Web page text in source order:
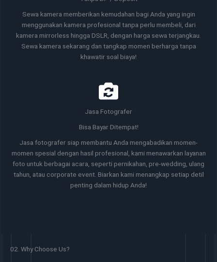
Sewa kamera memberikan kemudahan bagi Anda yang ingin
menggunakan kamera profesional tanpa perlu membeli, dari
kamera mirrorless hingga DSLR, dengan harga sewa terjangkau.
Sewa kamera sekarang dan tangkap momen berharga tanpa
khawatir soal biaya!
Jasa Fotografer
Bisa Bayar Ditempat!
Jasa fotografer siap membantu Anda mengabadikan momen-
momen spesial dengan hasil profesional, kami menawarkan layanan
foto untuk berbagai acara, seperti pernikahan, pre-wedding, ulang
tahun, atau corporate event. Biarkan kami menangkap setiap detil
penting dalam hidup Anda!
02. Why Choose Us?